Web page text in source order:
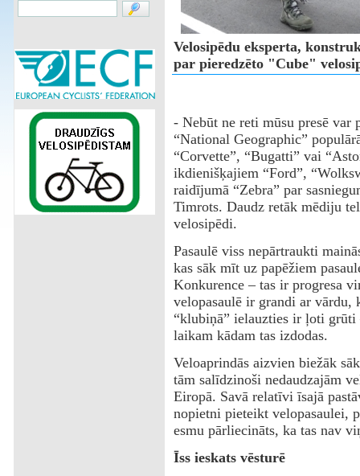
Velosipēdu eksperta,
par pieredzēto "Cube"
- Nebūt ne reti mūsu presē var
“National Geographic”
“Corvette”, “Bugatti” vai
ikdienišķajiem “Ford”,
raidījumā “Zebra” par
Timrots. Daudz retāk mēdiju
velosipēdi.
Pasaulē viss nepārtraukti
kas sāk mīt uz papēžiem
Konkurence – tas ir progresa
velopasaulē ir grandi ar vārdu,
“klubiņā” ielauzties ir ļoti
laikam kādam tas izdodas.
Veloaprindās aizvien biežāk
tām salīdzinoši nedaudzajām
Eiropā. Savā relatīvi īsajā
nopietni pieteikt velopasaulei,
esmu pārliecināts, ka tas nav
Īss ieskats vēsturē